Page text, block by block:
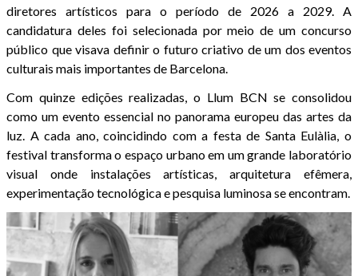
diretores artísticos para o período de 2026 a 2029. A
candidatura deles foi selecionada por meio de um concurso
público que visava definir o futuro criativo de um dos eventos
culturais mais importantes de Barcelona.
Com quinze edições realizadas, o Llum BCN se consolidou
como um evento essencial no panorama europeu das artes da
luz. A cada ano, coincidindo com a festa de Santa Eulàlia, o
festival transforma o espaço urbano em um grande laboratório
visual onde instalações artísticas, arquitetura efêmera,
experimentação tecnológica e pesquisa luminosa se encontram.